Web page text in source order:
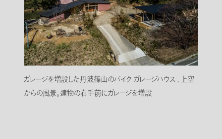
ガレージを増設した丹波篠山のバイク ガレージハウス 、上空
からの風景。建物の右手前にガレージを増設